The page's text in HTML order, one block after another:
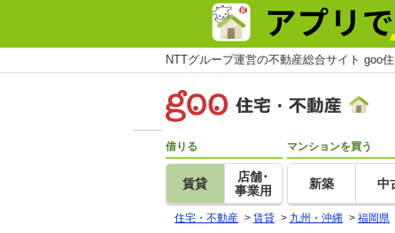
NTTグループ運営の不動産総合サイト goo
借りる
賃貸
店舗･
事業用
マンションを買う
新築 中
住宅・不動産 > 賃貸 > 九州・沖縄 > 福岡県